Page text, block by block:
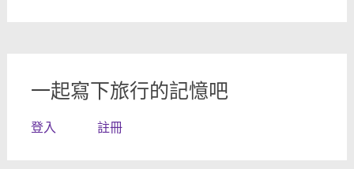
一起寫下旅行的記憶吧
登入 註冊